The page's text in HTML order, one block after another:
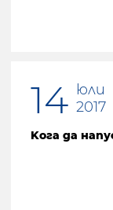
14 юли
2017
Kога да